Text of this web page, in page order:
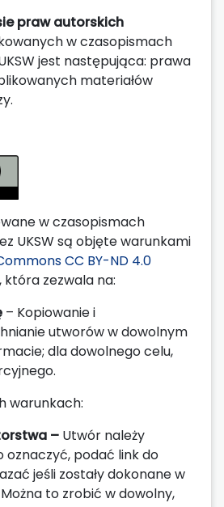
praw autorskich
w czasopismach
jest następująca: prawa
materiałów
w czasopismach
UKSW są objęte warunkami
CC BY-ND 4.0
, która zezwala na:
– Kopiowanie i
utworów w dowolnym
dla dowolnego celu,
warunkach:
– Utwór należy
oznaczyć, podać link do
jeśli zostały dokonane w
to zrobić w dowolny,